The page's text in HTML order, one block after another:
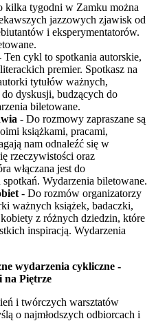
kilka tygodni w Zamku można
jazzowych zjawisk od
i eksperymentatorów.
Ten cykl to spotkania autorskie,
premier. Spotkasz na
tytułów ważnych,
dyskusji, budzących do
biletowane.
- Do rozmowy zapraszane są
książkami, pracami,
nam odnaleźć się w
rzeczywistości oraz
włączana jest do
spotkań. Wydarzenia biletowane.
- Do rozmów organizatorzy
ważnych książek, badaczki,
z różnych dziedzin, które
inspiracją. Wydarzenia
wydarzenia cykliczne -
na Piętrze
i twórczych warsztatów
o najmłodszych odbiorcach i